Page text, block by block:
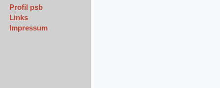
Profil psb
Links
Impressum